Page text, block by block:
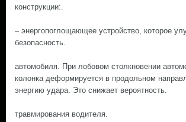
конструкции:.
– энергопоглощающее устройство, которое
безопасность.
автомобиля. При лобовом столкновении
колонка деформируется в продольном
энергию удара. Это снижает вероятность.
травмирования водителя.